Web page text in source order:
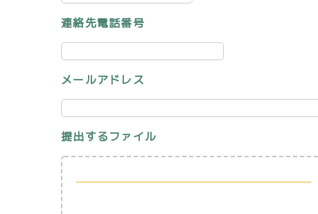
連絡先電話番号
メールアドレス
提出するファイル